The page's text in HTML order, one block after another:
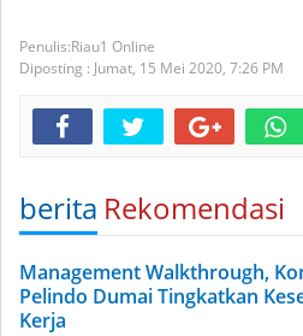
Riau1 Online
Diposting : Jumat, 15 Mei 2020, 7:26 PM
berita Rekomendasi
Management Walkthrough,
Pelindo Dumai Tingkatkan
Kerja